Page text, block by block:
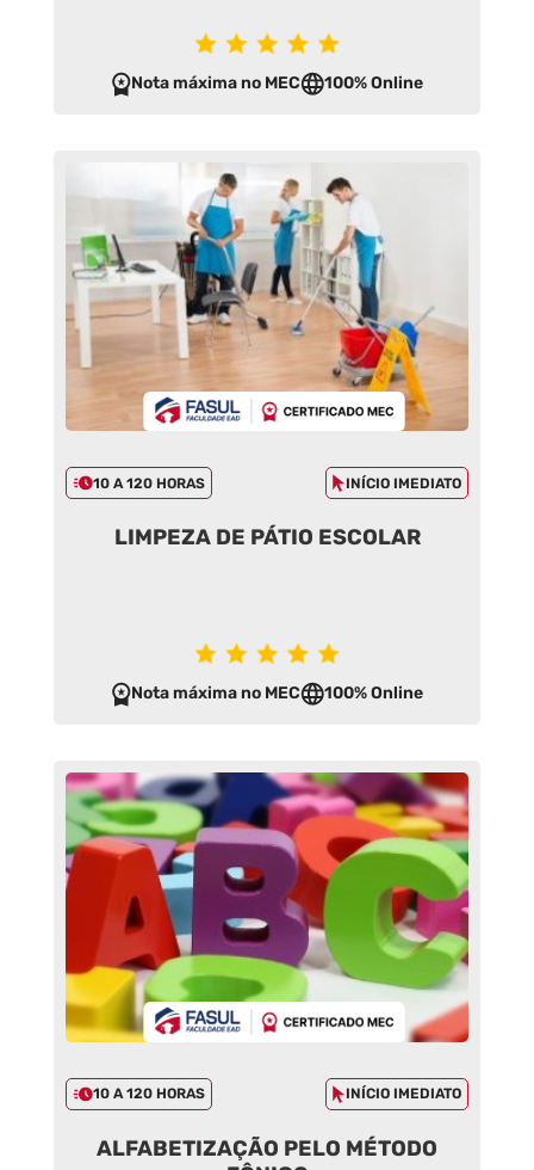
Nota máxima no MEC 100% Online
10 A 120 HORAS INÍCIO IMEDIATO
LIMPEZA DE PÁTIO ESCOLAR
Nota máxima no MEC 100% Online
10 A 120 HORAS INÍCIO IMEDIATO
ALFABETIZAÇÃO PELO MÉTODO